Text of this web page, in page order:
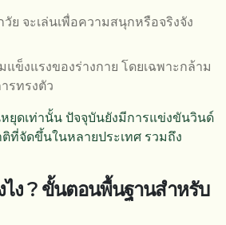
ย จะเล่นเพื่อความสนุกหรือจริงจัง
แข็งแรงของร่างกาย โดยเฉพาะกล้าม
รทรงตัว
ยุดเท่านั้น ปัจจุบันยังมีการแข่งขันวินด์
ที่จัดขึ้นในหลายประเทศ รวมถึง
ง? ขั้นตอนพื้นฐานสำหรับ